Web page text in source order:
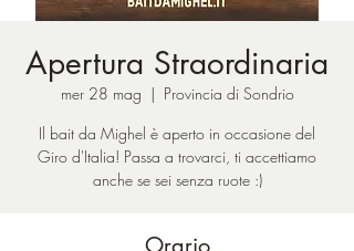
Apertura Straordinaria
mer 28 mag
  |
Provincia di Sondrio
Il bait da Mighel è aperto in occasione del
Giro d'Italia! Passa a trovarci, ti accettiamo
anche se sei senza ruote :)